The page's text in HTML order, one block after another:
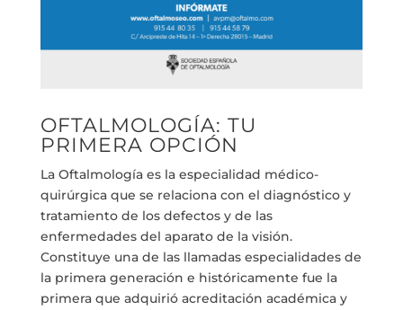
OFTALMOLOGÍA: TU
PRIMERA OPCIÓN
La Oftalmología es la especialidad médico-
quirúrgica que se relaciona con el diagnóstico y
tratamiento de los defectos y de las
enfermedades del aparato de la visión.
Constituye una de las llamadas especialidades de
la primera generación e históricamente fue la
primera que adquirió acreditación académica y